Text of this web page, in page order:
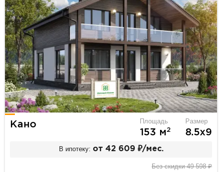
Кано Площадь
153 м2
Размер
8.5х9
В ипотеку: от 42 609 ₽/мес.
Без скидки 49 598 ₽